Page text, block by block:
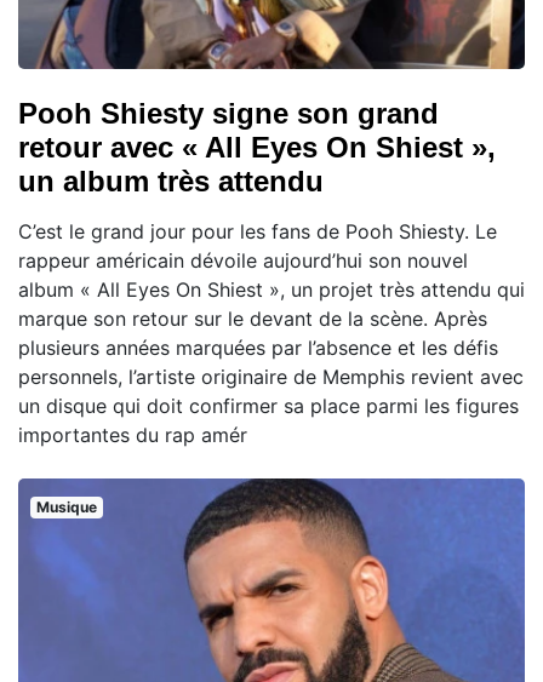
Pooh Shiesty signe son grand
retour avec « All Eyes On Shiest »,
un album très attendu
C’est le grand jour pour les fans de Pooh Shiesty. Le
rappeur américain dévoile aujourd’hui son nouvel
album « All Eyes On Shiest », un projet très attendu qui
marque son retour sur le devant de la scène. Après
plusieurs années marquées par l’absence et les défis
personnels, l’artiste originaire de Memphis revient avec
un disque qui doit confirmer sa place parmi les figures
importantes du rap amér
Musique